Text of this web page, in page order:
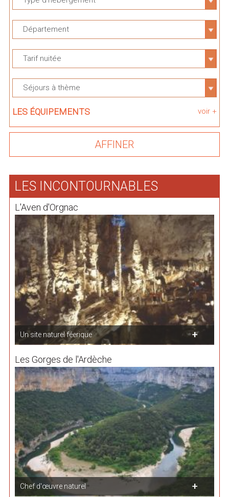
Département
Tarif nuitée
Séjours à thème
LES ÉQUIPEMENTS voir +
LES INCONTOURNABLES
L'Aven d'Orgnac
Un site naturel féerique
Les Gorges de l'Ardèche
Chef d'œuvre naturel